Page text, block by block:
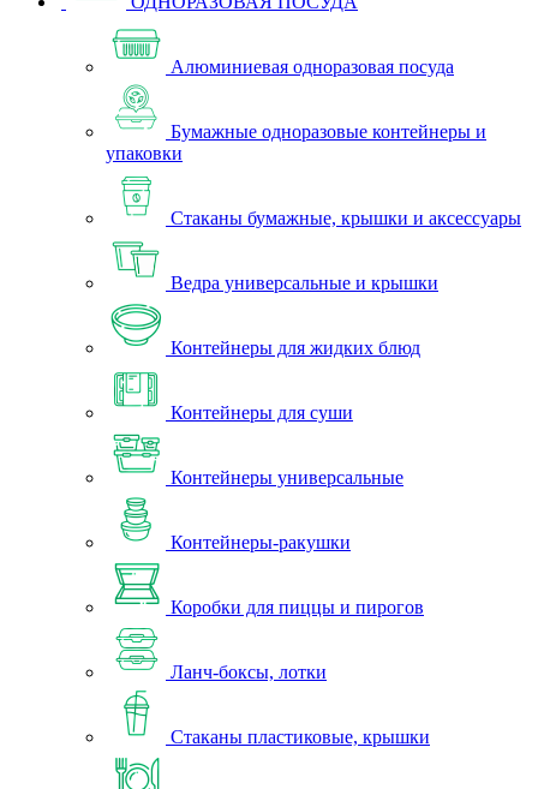
Алюминиевая одноразовая посуда
Бумажные одноразовые контейнеры и
упаковки
Стаканы бумажные, крышки и аксессуары
Ведра универсальные и крышки
Контейнеры для жидких блюд
Контейнеры для суши
Контейнеры универсальные
Контейнеры-ракушки
Коробки для пиццы и пирогов
Ланч-боксы, лотки
Стаканы пластиковые, крышки